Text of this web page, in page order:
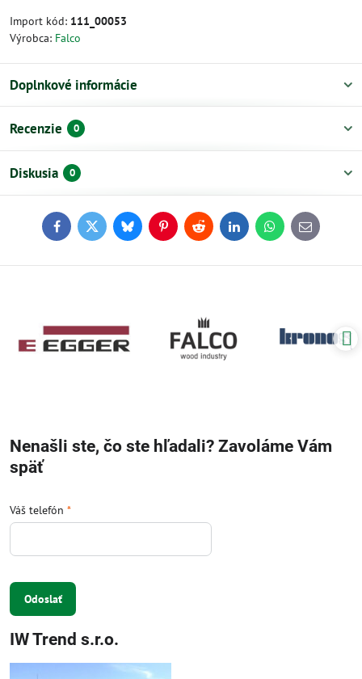
Import kód: 111_00053
Výrobca: Falco
Doplnkové informácie
Recenzie 0
Diskusia 0
FacebookTwitterBlueskyPinterestReddit LinkedInWhatsApp
E-
mail
Nenašli ste, čo ste hľadali? Zavoláme Vám
späť
Váš telefón *
Odoslať
IW Trend s.r.o.